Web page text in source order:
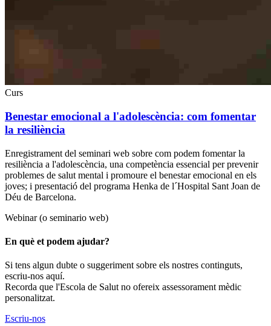
Curs
Benestar emocional a l'adolescència: com fomentar
la resiliència
Enregistrament del seminari web sobre com podem fomentar la
resiliència a l'adolescència, una competència essencial per prevenir
problemes de salut mental i promoure el benestar emocional en els
joves; i presentació del programa Henka de l´Hospital Sant Joan de
Déu de Barcelona.
Webinar (o seminario web)
En què et podem ajudar?
Si tens algun dubte o suggeriment sobre els nostres continguts,
escriu-nos aquí.
Recorda que l'Escola de Salut no ofereix assessorament mèdic
personalitzat.
Escriu-nos